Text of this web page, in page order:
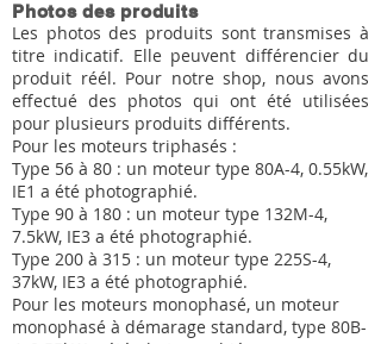
Photos des produits
Les photos des produits sont transmises à
titre indicatif. Elle peuvent différencier du
produit réél. Pour notre shop, nous avons
effectué des photos qui ont été utilisées
pour plusieurs produits différents.
Pour les moteurs triphasés :
Type 56 à 80 : un moteur type 80A-4, 0.55kW,
IE1 a été photographié.
Type 90 à 180 : un moteur type 132M-4,
7.5kW, IE3 a été photographié.
Type 200 à 315 : un moteur type 225S-4,
37kW, IE3 a été photographié.
Pour les moteurs monophasé, un moteur
monophasé à démarage standard, type 80B-